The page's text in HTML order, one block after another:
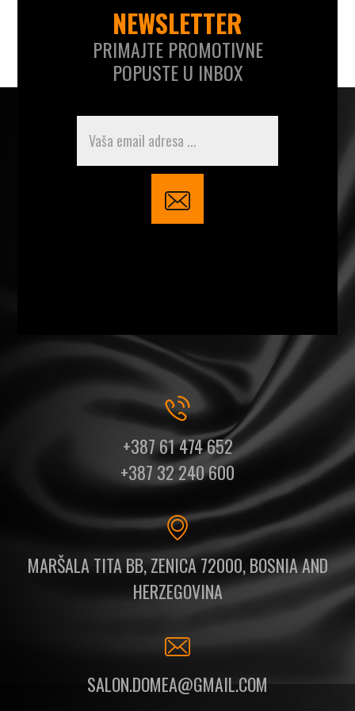
NEWSLETTER
PRIMAJTE PROMOTIVNE
POPUSTE U INBOX
+387 61 474 652
+387 32 240 600
MARŠALA TITA BB, ZENICA 72000, BOSNIA AND
HERZEGOVINA
SALON.DOMEA@GMAIL.COM